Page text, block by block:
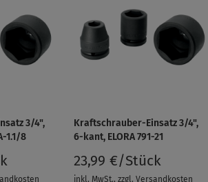
3/4",
1.1/8
Kraftschrauber-Einsatz 3/4",
6-kant, ELORA 791-21
23,99 €/Stück
inkl. MwSt., zzgl. Versandkosten